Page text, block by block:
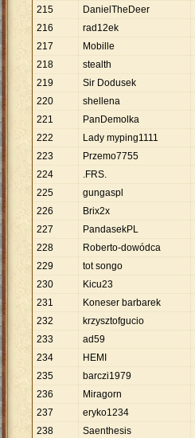
215 DanielTheDeer
216
rad12ek
217
Mobille
218
stealth
219
Sir Dodusek
220
shellena
221
PanDemolka
222
Lady myping1111
223
Przemo7755
224
.FRS.
225
gungaspl
226
Brix2x
227
PandasekPL
228
Roberto-dowódca
229
tot songo
230
Kicu23
231
Koneser barbarek
232
krzysztofgucio
233
ad59
234
HEMI
235
barczi1979
236
Miragorn
237
eryko1234
238
Saenthesis